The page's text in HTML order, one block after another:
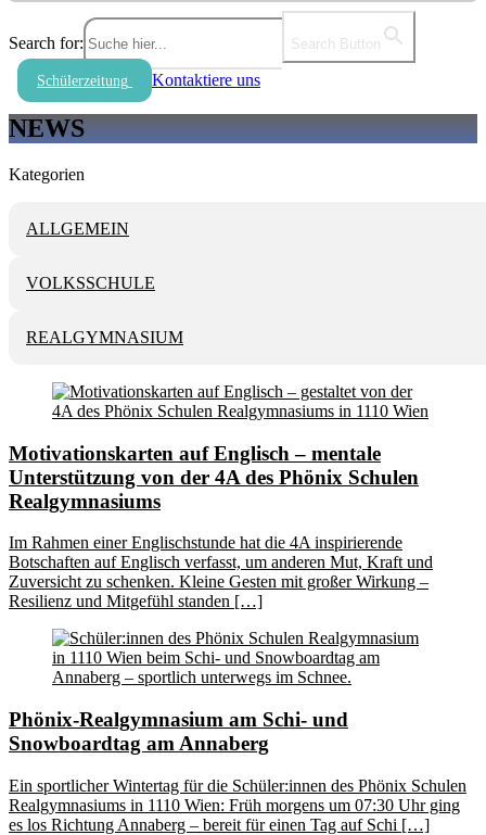
Search for: Search Button
Schülerzeitung Kontaktiere uns
NEWS
Kategorien
ALLGEMEIN
VOLKSSCHULE
REALGYMNASIUM
Motivationskarten auf Englisch – mentale
Unterstützung von der 4A des Phönix Schulen
Realgymnasiums
Im Rahmen einer Englischstunde hat die 4A inspirierende
Botschaften auf Englisch verfasst, um anderen Mut, Kraft und
Zuversicht zu schenken. Kleine Gesten mit großer Wirkung –
Resilienz und Mitgefühl standen […]
Phönix-Realgymnasium am Schi- und
Snowboardtag am Annaberg
Ein sportlicher Wintertag für die Schüler:innen des Phönix Schulen
Realgymnasiums in 1110 Wien: Früh morgens um 07:30 Uhr ging
es los Richtung Annaberg – bereit für einen Tag auf Schi […]